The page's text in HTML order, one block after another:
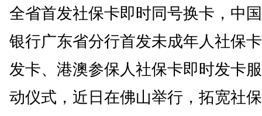
全省首发社保卡即时同号换卡，中
银行广东省分行首发未成年人社保
发卡、港澳参保人社保卡即时发卡
动仪式，近日在佛山举行，拓宽社